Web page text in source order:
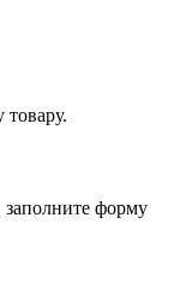
заполните форму